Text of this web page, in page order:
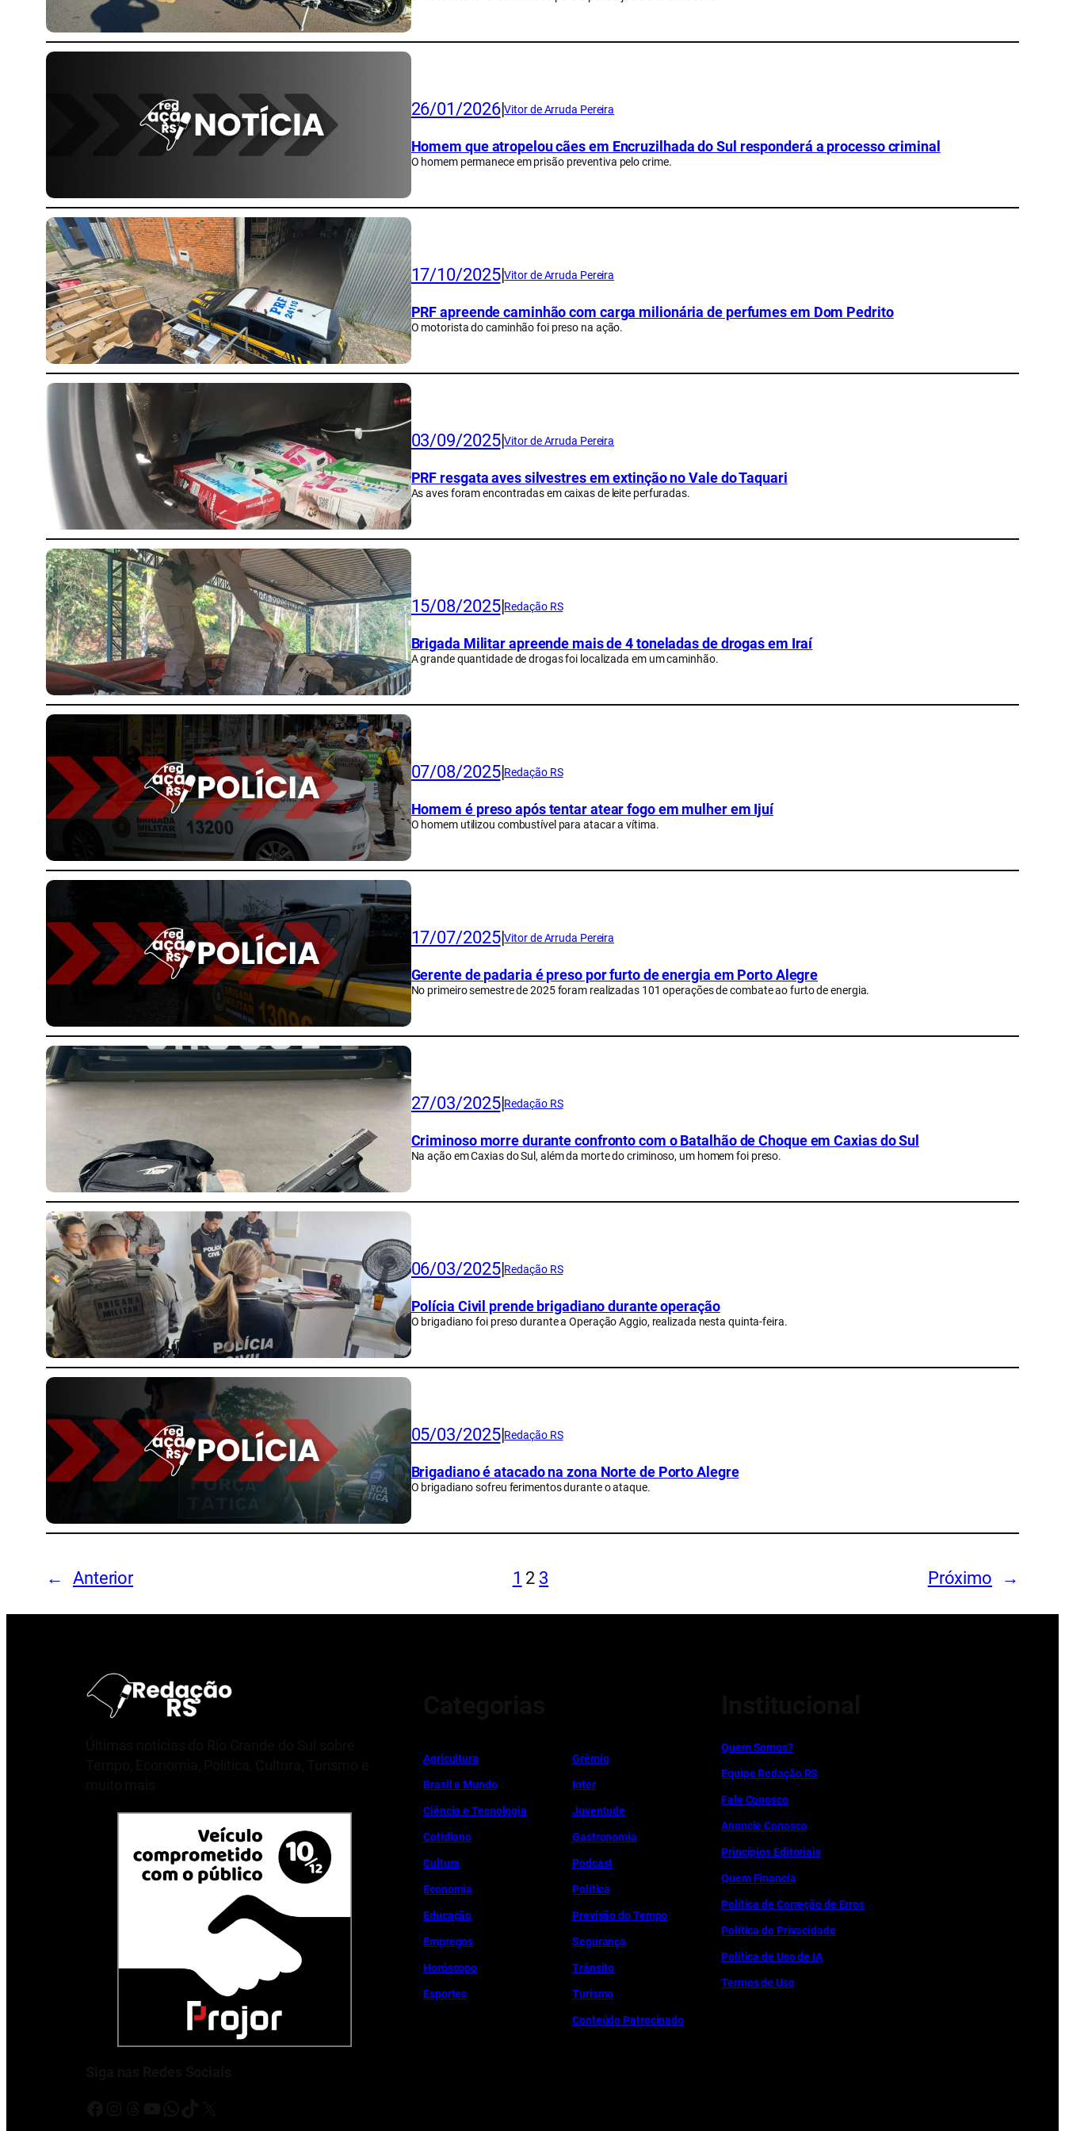
26/01/2026|Vitor de Arruda Pereira
Homem que atropelou cães em Encruzilhada do Sul responderá a processo criminal
O homem permanece em prisão preventiva pelo crime.
17/10/2025|Vitor de Arruda Pereira
PRF apreende caminhão com carga milionária de perfumes em Dom Pedrito
O motorista do caminhão foi preso na ação.
03/09/2025|Vitor de Arruda Pereira
PRF resgata aves silvestres em extinção no Vale do Taquari
As aves foram encontradas em caixas de leite perfuradas.
15/08/2025|Redação RS
Brigada Militar apreende mais de 4 toneladas de drogas em Iraí
A grande quantidade de drogas foi localizada em um caminhão.
07/08/2025|Redação RS
Homem é preso após tentar atear fogo em mulher em Ijuí
O homem utilizou combustível para atacar a vítima.
17/07/2025|Vitor de Arruda Pereira
Gerente de padaria é preso por furto de energia em Porto Alegre
No primeiro semestre de 2025 foram realizadas 101 operações de combate ao furto de energia.
27/03/2025|Redação RS
Criminoso morre durante confronto com o Batalhão de Choque em Caxias do Sul
Na ação em Caxias do Sul, além da morte do criminoso, um homem foi preso.
06/03/2025|Redação RS
Polícia Civil prende brigadiano durante operação
O brigadiano foi preso durante a Operação Aggio, realizada nesta quinta-feira.
05/03/2025|Redação RS
Brigadiano é atacado na zona Norte de Porto Alegre
O brigadiano sofreu ferimentos durante o ataque.
← Anterior 1 2 3 Próximo →
Agricultura
Brasil e Mundo
Ciência e Tecnologia
Cotidiano
Cultura
Economia
Educação
Empregos
Horóscopo
Esportes
Grêmio
Inter
Juventude
Gastronomia
Podcast
Política
Previsão do Tempo
Segurança
Trânsito
Turismo
Conteúdo Patrocinado
Quem Somos?
Equipe Redação RS
Fale Conosco
Anuncie Conosco
Princípios Editoriais
Quem Financia
Política de Correção de Erros
Política de Privacidade
Política de Uso de IA
Termos de Uso